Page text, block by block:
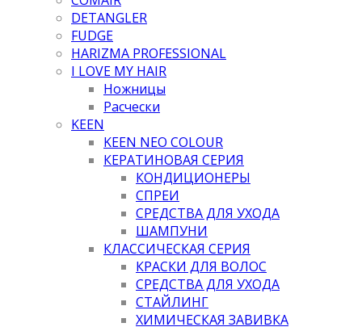
DETANGLER
FUDGE
HARIZMA PROFESSIONAL
I LOVE MY HAIR
Ножницы
Расчески
KEEN
KEEN NEO COLOUR
КЕРАТИНОВАЯ СЕРИЯ
КОНДИЦИОНЕРЫ
СПРЕИ
СРЕДСТВА ДЛЯ УХОДА
ШАМПУНИ
КЛАССИЧЕСКАЯ СЕРИЯ
КРАСКИ ДЛЯ ВОЛОС
СРЕДСТВА ДЛЯ УХОДА
СТАЙЛИНГ
ХИМИЧЕСКАЯ ЗАВИВКА